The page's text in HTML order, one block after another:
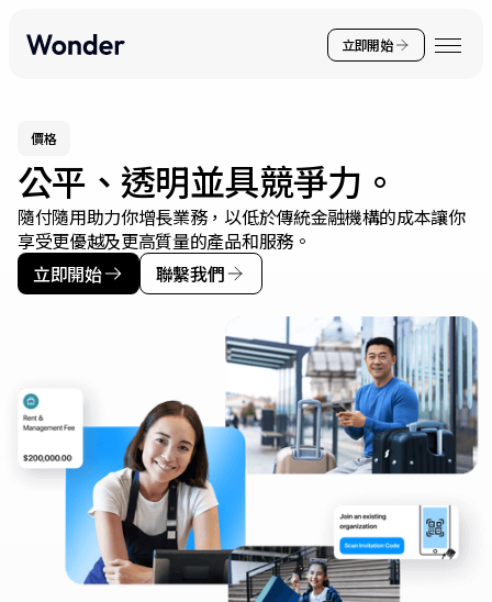
立即開始
價格
公平、透明並具競爭力。
隨付隨用助力你增長業務，以低於傳統金融機構的成本讓你
享受更優越及更高質量的產品和服務。
立即開始
聯繫我們